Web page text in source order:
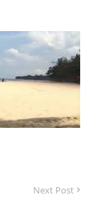
Next Post